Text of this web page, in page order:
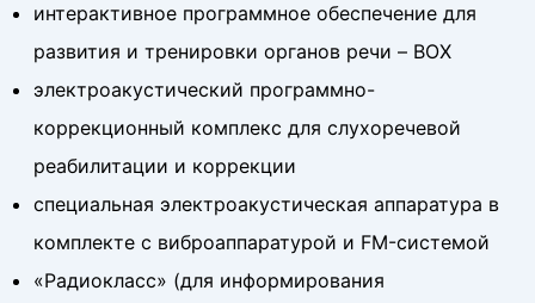
интерактивное программное обеспечение для
развития и тренировки органов речи – BOX
электроакустический программно-
коррекционный комплекс для слухоречевой
реабилитации и коррекции
специальная электроакустическая аппаратура в
комплекте с виброаппаратурой и FM-системой
«Радиокласс» (для информирования